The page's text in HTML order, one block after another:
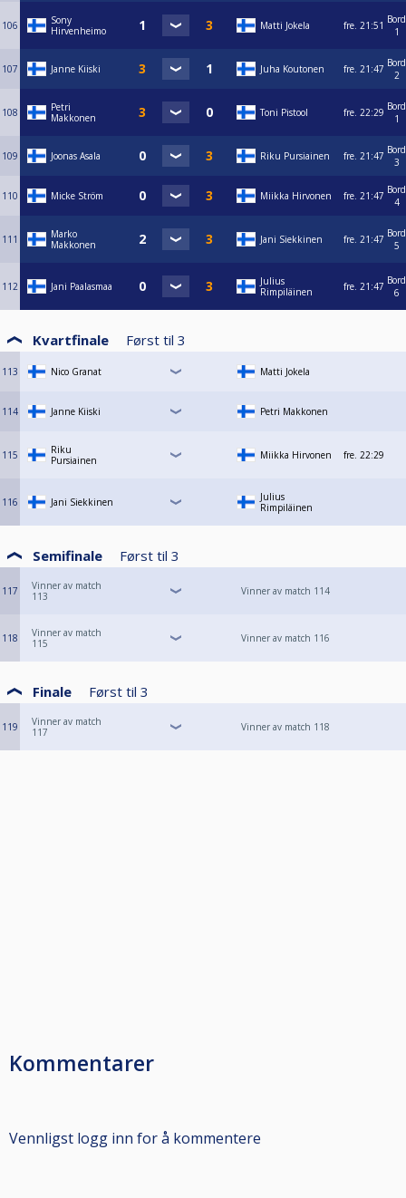
106
Sony
Hirvenheimo
Matti Jokela fre. 21:51 Bord
1
107 Janne Kiiski Juha Koutonen fre. 21:47 Bord
2
108
Petri
Makkonen
Toni Pistool fre. 22:29 Bord
1
109 Joonas Asala Riku Pursiainen fre. 21:47 Bord
3
110 Micke Ström Miikka Hirvonen fre. 21:47 Bord
4
111
Marko
Makkonen
Jani Siekkinen fre. 21:47 Bord
5
112 Jani Paalasmaa
Julius
Rimpiläinen
fre. 21:47 Bord
6
Kvartfinale Først til 3
113 Nico Granat Matti Jokela
114 Janne Kiiski Petri Makkonen
115
Riku
Pursiainen
Miikka Hirvonen fre. 22:29
116 Jani Siekkinen
Julius
Rimpiläinen
Semifinale Først til 3
117
Vinner av match
113
Vinner av match 114
118
Vinner av match
115
Vinner av match 116
Finale Først til 3
119
Vinner av match
117
Vinner av match 118
Kommentarer
Vennligst logg inn for å kommentere